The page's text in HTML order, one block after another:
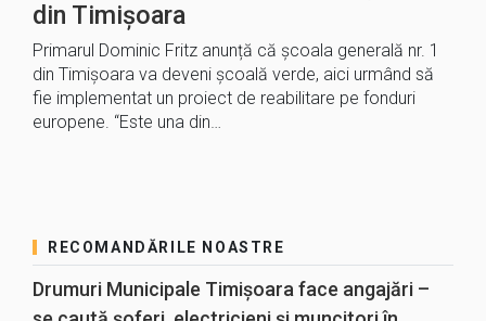
din Timișoara
Primarul Dominic Fritz anunță că școala generală nr. 1
din Timișoara va deveni școală verde, aici urmând să
fie implementat un proiect de reabilitare pe fonduri
europene. “Este una din…
RECOMANDĂRILE NOASTRE
Drumuri Municipale Timișoara face angajări –